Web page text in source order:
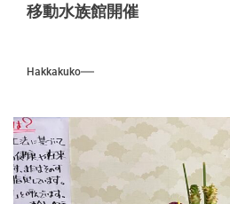
移動水族館開催
Hakkakuko